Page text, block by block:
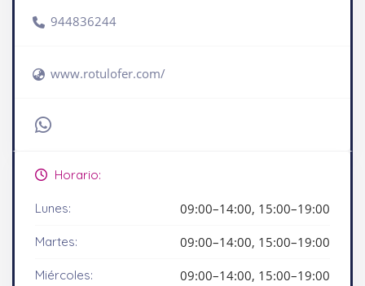
944836244
www.rotulofer.com/
Horario:
Lunes: 09:00–14:00, 15:00–19:00
Martes: 09:00–14:00, 15:00–19:00
Miércoles: 09:00–14:00, 15:00–19:00